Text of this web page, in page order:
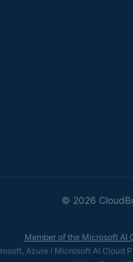
© 2026
Member of the Microsoft AI
Azure i Microsoft AI Cloud